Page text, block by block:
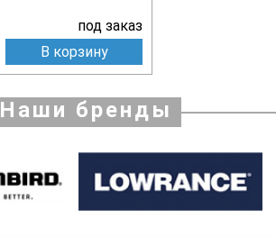
под заказ
В корзину
Наши бренды